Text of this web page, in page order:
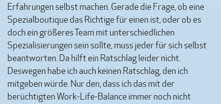
Erfahrungen selbst machen. Gerade die Frage, ob eine
Spezialboutique das Richtige für einen ist, oder ob es
doch ein größeres Team mit unterschiedlichen
Spezialisierungen sein sollte, muss jeder für sich selbst
beantworten. Da hilft ein Ratschlag leider nicht.
Deswegen habe ich auch keinen Ratschlag, den ich
mitgeben würde. Nur den, dass ich das mit der
berüchtigten Work-Life-Balance immer noch nicht